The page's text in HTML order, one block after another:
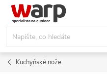
Přejít
obsah
Kuchyňské nože